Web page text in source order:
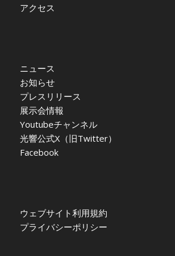
アクセス
ニュース
お知らせ
プレスリリース
展示会情報
Youtubeチャンネル
光響公式X（旧Twitter）
Facebook
ウェブサイト利用規約
プライバシーポリシー